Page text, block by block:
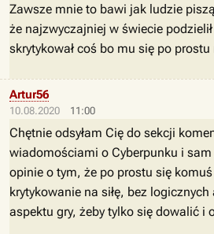
Zawsze mnie to bawi jak ludzie
że najzwyczajniej w świecie
skrytykował coś bo mu się po
10.08.2020 11:00
Artur56
Chętnie odsyłam Cię do sekcji
wiadomościami o Cyberpunku i sam
opinie o tym, że po prostu się
krytykowanie na siłę, bez
aspektu gry, żeby tylko się dowalić i